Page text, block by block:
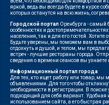
яркой, ведь вы всегда будете в курсе
которых останутся на всю жизнь,
Городской портал Оренбурга - самый
особенностях и
населения, так и для его гостей. Хотите
Будьте уверены, мы поможем вам в
отдохнуть и душой, и телом, мы
встреч - лучшие рестораны города.
сведения о времени сеансов вы узнаете
Информационный портал города
Для тех, кто ищет работу или товар, мы
объявлениями. Для того чтобы
необходимости в регистрации. В
подходящий для себя вариант. Удобная
использованием сайта, а его быстрая